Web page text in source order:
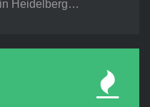
Heidelberg…